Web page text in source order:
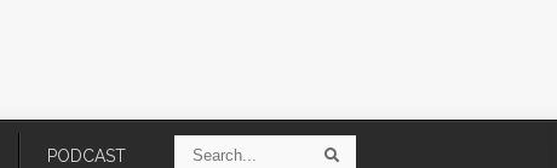
PODCAST